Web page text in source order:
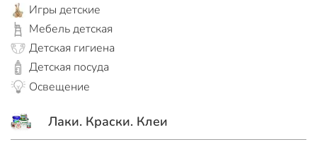
Игры детские
Мебель детская
Детская гигиена
Детская посуда
Освещение
Лаки. Краски. Клеи